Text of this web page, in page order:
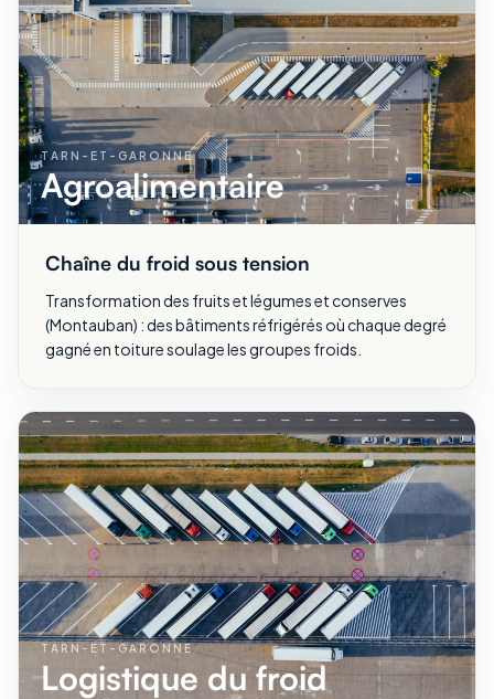
TARN-ET-GARONNE
Agroalimentaire
Chaîne du froid sous tension
Transformation des fruits et légumes et conserves
(Montauban) : des bâtiments réfrigérés où chaque degré
gagné en toiture soulage les groupes froids.
TARN-ET-GARONNE
Logistique du froid